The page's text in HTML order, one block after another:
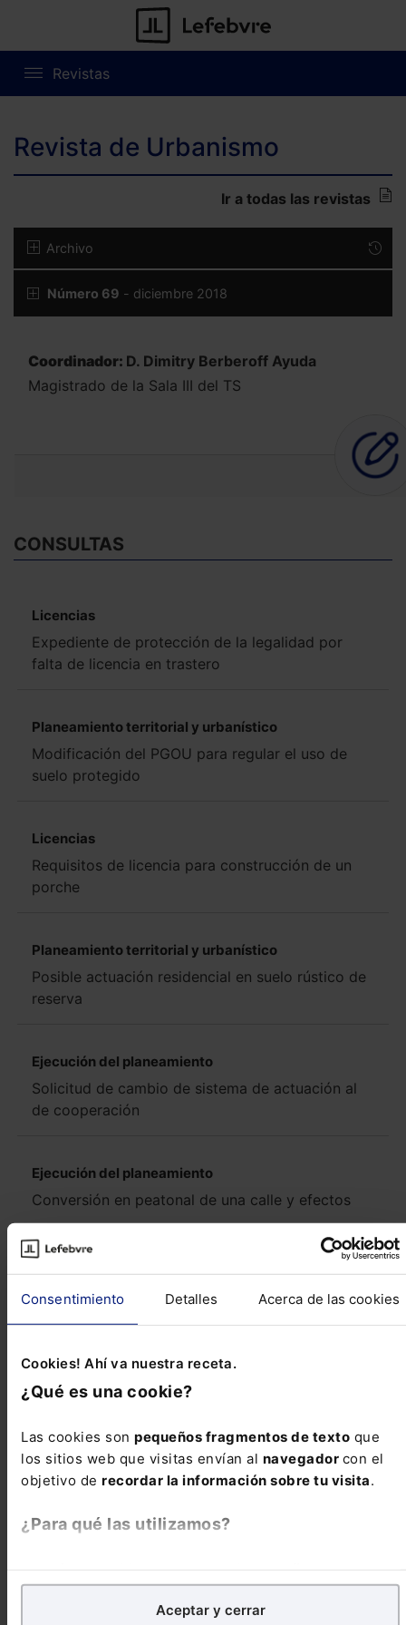
Consentimiento Detalles Acerca de las cookies
Cookies! Ahí va nuestra receta.
¿Qué es una cookie?
Las cookies son pequeños fragmentos de texto que
los sitios web que visitas envían al navegador con el
objetivo de recordar la información sobre tu visita.
¿Para qué las utilizamos?
analíticospara tratar demejorar tu experienciaen
nuestra página web. También con fines publicitarios,
Aceptar y cerrar
Revistas
Revista de Urbanismo
Ir a todas las revistas
Archivo
Número 69 - diciembre 2018
Coordinador: D. Dimitry Berberoff Ayuda
Magistrado de la Sala III del TS
CONSULTAS
Licencias
Expediente de protección de la legalidad por
falta de licencia en trastero
Planeamiento territorial y urbanístico
Modificación del PGOU para regular el uso de
suelo protegido
Licencias
Requisitos de licencia para construcción de un
porche
Planeamiento territorial y urbanístico
Posible actuación residencial en suelo rústico de
reserva
Ejecución del planeamiento
Solicitud de cambio de sistema de actuación al
de cooperación
Ejecución del planeamiento
Conversión en peatonal de una calle y efectos
Novedades Legislativas
ESTATAL - Ley 9/2018, de 5 de diciembre, por
diciembre, de evaluación ambiental, la Ley
21/2015, de 20 de julio, por la que se modifica
Reseñas de jurisprudencia
Contencioso-administrativo
demanial